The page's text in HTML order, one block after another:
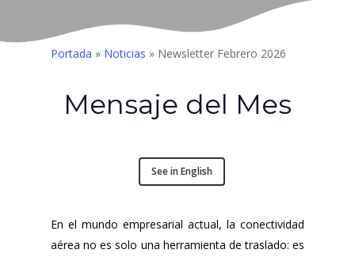
Portada » Noticias » Newsletter Febrero 2026
Mensaje del Mes
See in English
En el mundo empresarial actual, la conectividad
aérea no es solo una herramienta de traslado: es